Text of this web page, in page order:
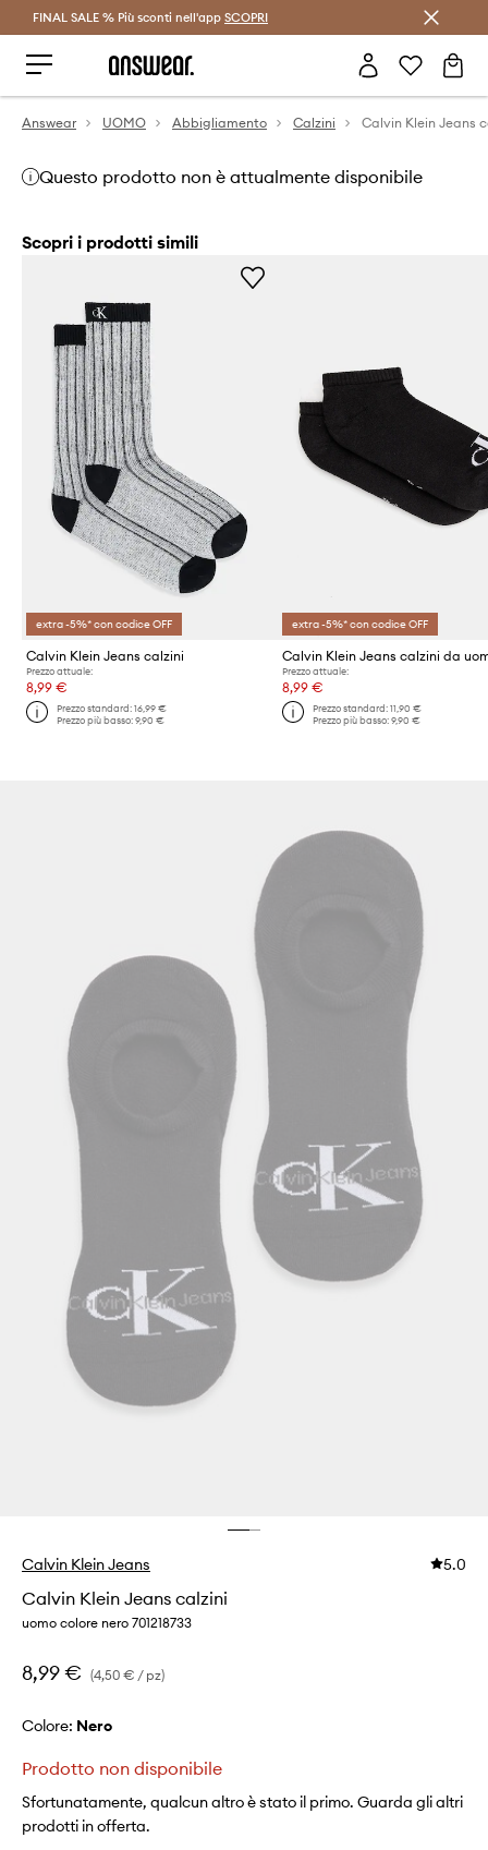
Risparmia con Answear Club >
FINAL SALE % Più sconti nell'app SCOPRI
Answear UOMO Abbigliamento Calzini Calvin Klein Jeans
Questo prodotto non è attualmente disponibile
Scopri i prodotti simili
extra -5%* con codice OFF
Calvin Klein Jeans calzini
Prezzo attuale:
8,99 €
Prezzo standard:16,99 €
Prezzo più basso:9,90 €
extra -5%* con codice OFF
Prezzo attuale:
8,99 €
Prezzo standard: 11,90 €
Prezzo più basso: 9,90 €
Calvin Klein Jeans 5.0
Calvin Klein Jeans calzini
uomo colore nero 701218733
8,99 € (4,50 € / pz)
Colore: nero
Prodotto non disponibile
Sfortunatamente, qualcun altro è stato il primo. Guarda gli altri
prodotti in offerta.